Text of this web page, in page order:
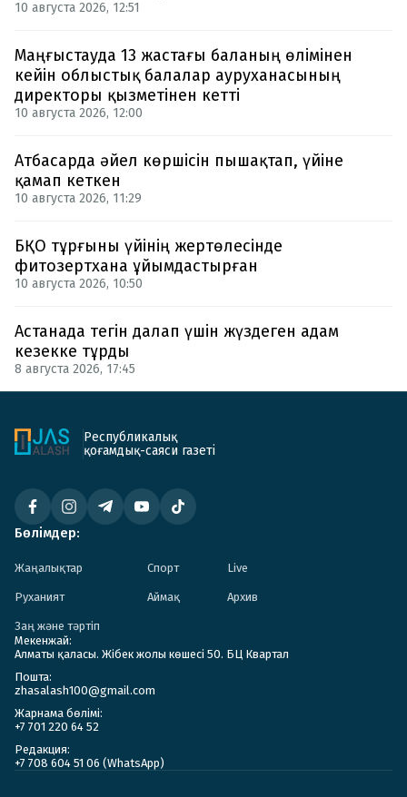
10 августа 2026, 12:51
Маңғыстауда 13 жастағы баланың өлімінен
кейін облыстық балалар ауруханасының
директоры қызметінен кетті
10 августа 2026, 12:00
Атбасарда әйел көршісін пышақтап, үйіне
қамап кеткен
10 августа 2026, 11:29
БҚО тұрғыны үйінің жертөлесінде
фитозертхана ұйымдастырған
10 августа 2026, 10:50
Астанада тегін далап үшін жүздеген адам
кезекке тұрды
8 августа 2026, 17:45
Республикалық
қоғамдық-саяси газеті
Бөлімдер:
Жаңалықтар Спорт Live
Руханият Аймақ Архив
Заң және тәртіп
Мекенжай:
Алматы қаласы. Жібек жолы көшесі 50. БЦ Квартал
Пошта:
zhasalash100@gmail.com
Жарнама бөлімі:
+7 701 220 64 52
Редакция:
+7 708 604 51 06 (WhatsApp)